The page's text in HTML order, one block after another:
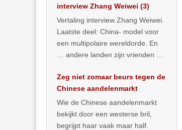
interview Zhang Weiwei (3)
Vertaling interview Zhang Weiwei.
Laatste deel: China- model voor
een multipolaire wereldorde. En
… andere landen zijn vrienden of
Zeg niet zomaar beurs tegen de
Chinese aandelenmarkt
Wie de Chinese aandelenmarkt
bekijkt door een westerse bril,
begrijpt haar vaak maar half.